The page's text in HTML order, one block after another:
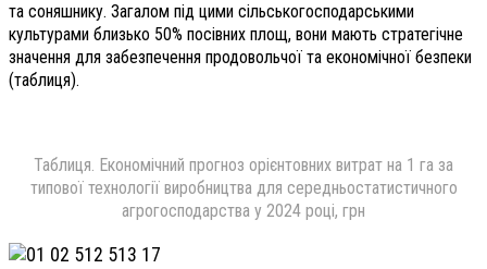
та соняшнику. Загалом під цими сільськогосподарськими
культурами близько 50% посівних площ, вони мають стратегічне
значення для забезпечення продовольчої та економічної безпеки
(таблиця).
Таблиця. Економічний прогноз орієнтовних витрат на 1 га за
типової технології виробництва для середньостатистичного
агрогосподарства у 2024 році, грн